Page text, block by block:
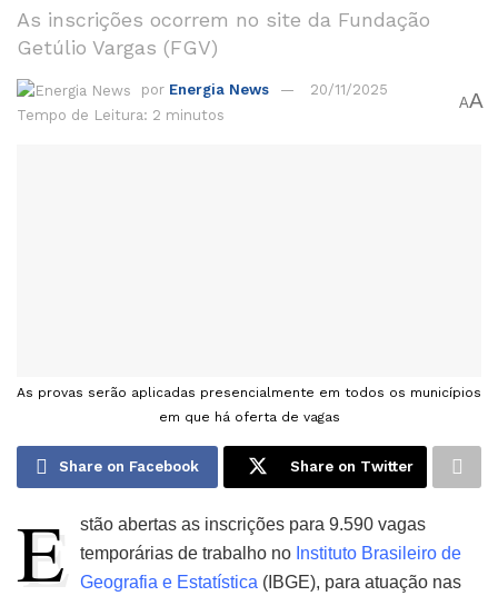
As inscrições ocorrem no site da Fundação
Getúlio Vargas (FGV)
por Energia News
20/11/2025
Tempo de Leitura: 2 minutos
AA
As provas serão aplicadas presencialmente em todos os municípios
em que há oferta de vagas
Share on Facebook Share on Twitter
E
stão abertas as inscrições para 9.590 vagas
temporárias de trabalho no Instituto Brasileiro de
Geografia e Estatística (IBGE), para atuação nas